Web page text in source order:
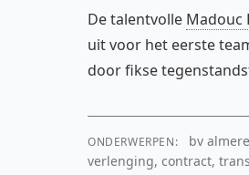
De talentvolle Madouc
uit voor het eerste
door fikse
ONDERWERPEN:
bv
verlenging, contract,